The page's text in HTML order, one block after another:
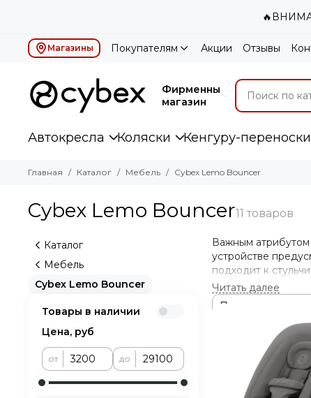
Магазины Покупателям Акции Отзывы
Фирменный
магазин
Автокресла Коляски Кенгуру-переноски
Главная Каталог Мебель Cybex Lemo Bouncer
Cybex Lemo Bouncer
Важным
устройстве
подходит к
защиты
Каталог
Мебель
Cybex Lemo Bouncer
Товары в наличии
Цена, руб
от до